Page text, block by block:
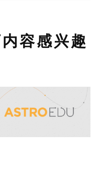
容感兴趣